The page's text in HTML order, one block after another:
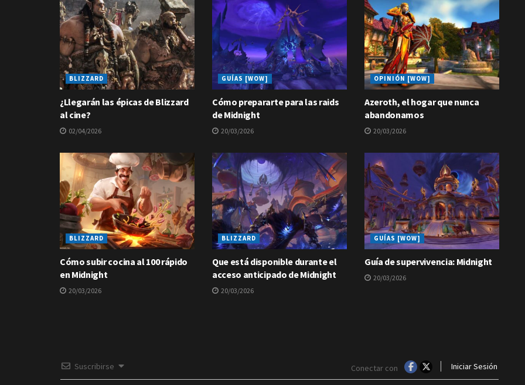
BLIZZARD
¿Llegarán las épicas de Blizzard
al cine?
02/04/2026
GUÍAS [WOW]
Cómo prepararte para las raids
de Midnight
20/03/2026
OPINIÓN [WOW]
Azeroth, el hogar que nunca
abandonamos
20/03/2026
BLIZZARD
Cómo subir cocina al 100 rápido
en Midnight
20/03/2026
BLIZZARD
Que está disponible durante el
acceso anticipado de Midnight
20/03/2026
GUÍAS [WOW]
Guía de supervivencia: Midnight
20/03/2026
Suscribirse Conectar con Iniciar Sesión